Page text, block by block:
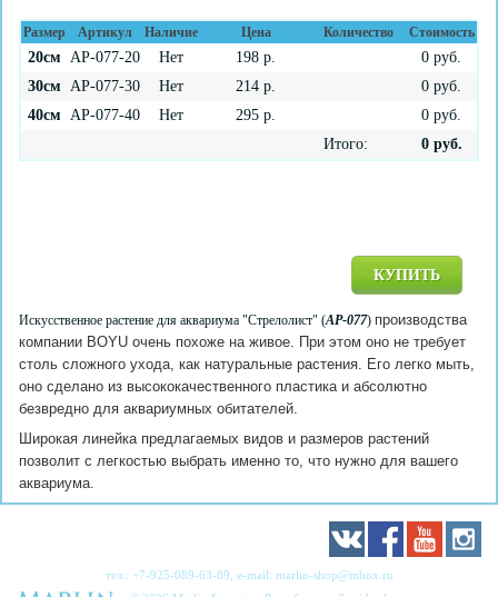
Размер Артикул Наличие Цена Количество Стоимость
20см AP-077-20 Нет 198 р. 0 руб.
30см AP-077-30 Нет 214 р. 0 руб.
40см AP-077-40 Нет 295 р. 0 руб.
Итого:
0руб.
КУПИТЬ
Искусственное растение для аквариума "Стрелолист" (AP-077) производства
компании BOYU очень похоже на живое. При этом оно не требует
столь сложного ухода, как натуральные растения. Его легко мыть,
оно сделано из высококачественного пластика и абсолютно
безвредно для аквариумных обитателей.
Широкая линейка предлагаемых видов и размеров растений
позволит с легкостью выбрать именно то, что нужно для вашего
аквариума.
тел.: +7-925-089-63-89, e-mail: marlin-shop@inbox.ru